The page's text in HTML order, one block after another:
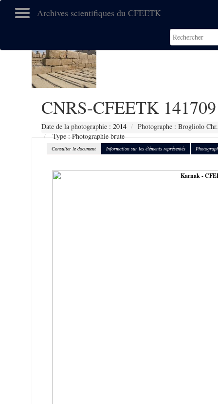
Archives scientifiques du CFEETK
CNRS-CFEETK 141709
Date de la photographie : 2014
Photographe : Brogliolo Chr.
Type : Photographie brute
Consulter le document Information sur les éléments représentés